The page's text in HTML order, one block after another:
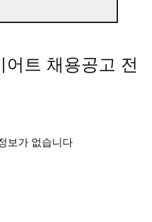
어트 채용공고 전
보가 없습니다